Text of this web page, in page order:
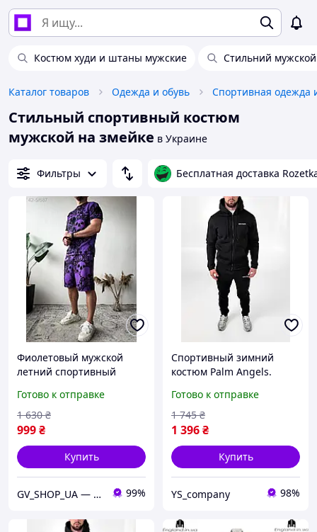
Костюм худи и штаны мужские Стильний
Каталог товаров Одежда и обувь Спортивная одежда
Стильный спортивный костюм
мужской на змейке в Украине
Фильтры Бесплатная доставка
Фиолетовый мужской
летний спортивный
модным принтом и
свободные шорты
Готово к отправке
999₴
1 630 ₴
Купить
GV_SHOP_UA — мужская одежда нового поколения 99%
Спортивный зимний
костюм Palm Angels.
зимний спортивный
костюм черная кофта на
молнии + штаны
Готово к отправке
1 396₴
1 745 ₴
Купить
YS_company 98%